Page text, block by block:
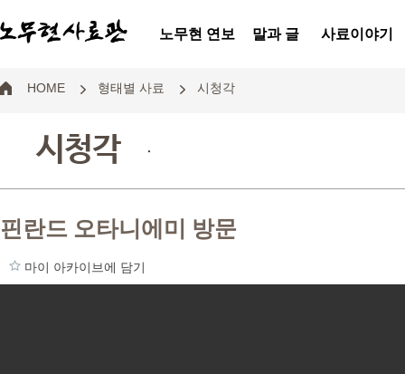
노무현 연보 말과 글 사료이야기
HOME 형태별 사료 시청각
시청각 .
핀란드 오타니에미 방문
마이 아카이브에 담기